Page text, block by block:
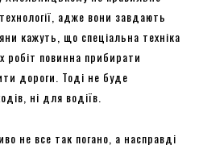
адже вони завдають
кажуть, що спеціальна техніка
робіт повинна прибирати
дороги. Тоді не буде
ні для водіїв.
не все так погано, а насправді